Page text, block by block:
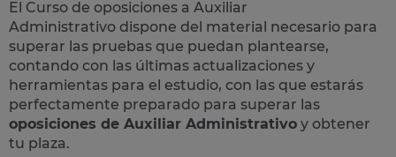
El Curso de oposiciones a Auxiliar
Administrativo dispone del material necesario para
superar las pruebas que puedan plantearse,
contando con las últimas actualizaciones y
herramientas para el estudio, con las que estarás
perfectamente preparado para superar las
oposiciones de Auxiliar Administrativo y obtener
tu plaza.